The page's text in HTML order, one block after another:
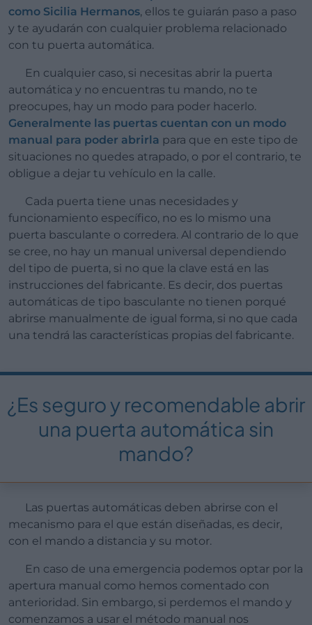
como Sicilia Hermanos, ellos te guiarán paso a paso
y te ayudarán con cualquier problema relacionado
con tu puerta automática.
En cualquier caso, si necesitas abrir la puerta
automática y no encuentras tu mando, no te
preocupes, hay un modo para poder hacerlo.
Generalmente las puertas cuentan con un modo
manual para poder abrirla para que en este tipo de
situaciones no quedes atrapado, o por el contrario, te
obligue a dejar tu vehículo en la calle.
Cada puerta tiene unas necesidades y
funcionamiento específico, no es lo mismo una
puerta basculante o corredera. Al contrario de lo que
se cree, no hay un manual universal dependiendo
del tipo de puerta, si no que la clave está en las
instrucciones del fabricante. Es decir, dos puertas
automáticas de tipo basculante no tienen porqué
abrirse manualmente de igual forma, si no que cada
una tendrá las características propias del fabricante.
¿Es seguro y recomendable abrir
una puerta automática sin
mando?
Las puertas automáticas deben abrirse con el
mecanismo para el que están diseñadas, es decir,
con el mando a distancia y su motor.
En caso de una emergencia podemos optar por la
apertura manual como hemos comentado con
anterioridad. Sin embargo, si perdemos el mando y
comenzamos a usar el método manual nos